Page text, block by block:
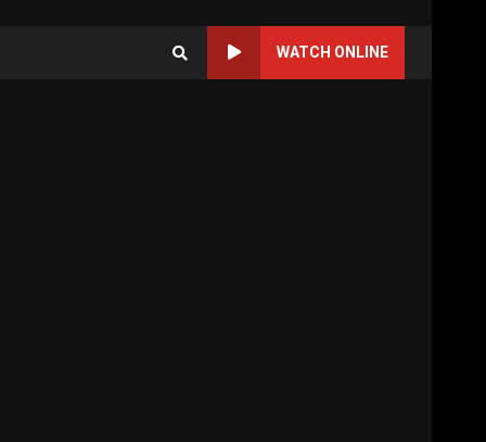
WATCH ONLINE